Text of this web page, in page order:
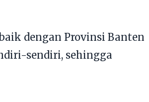
dengan Provinsi Banten
sendiri, sehingga